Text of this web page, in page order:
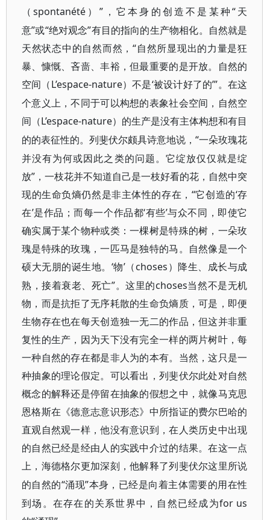
（spontanété ） ”，它本身的创造不是某种“天
意”或“绝对观念”有目的指向的生产物相化。自然就是
天然状态中的自然而然，“自然所显现出的力量是狂
暴、慷慨、吝啬、丰裕，但最重要的是开放。自然的
空间（L’espace-nature）不是‘被设计好了的’”。在这
个意义上，不同于可以构想的表象社会空间，自然空
间（L’espace-nature）的生产是没有主体构想和有目
的的表征性的。列斐伏尔颇具诗意地说，“一朵玫瑰花
并没有为何或因此之类的问题。它绽放仅仅就是绽
放”，一枝花并不知道自己是一枝好看的花，自然中突
现的生命负熵仍然是非主体性的存在，“它创造的‘存
在’是作品；而每一个作品都‘有些’与众不同，即使它
确实属于某个物种或类：一棵树是特殊的树，一朵玫
瑰是特殊的玫瑰，一匹马是独特的马。自然像是一个
硕大无朋的诞生地。‘物’（choses ）降生、成长与成
熟，接着衰老、死亡”。这里的choses当然不是无机
物，而是抗拒了无序耗散的生命负熵质，可是，即便
生物存在也在每天创造独一无二的作品，但这并非重
复性的生产，因为天下没有完全一样的两片树叶，每
一种自然的存在都是非人为的本有。当然，这只是一
种抽象的理论假定。可以看出，列斐伏尔此处对自然
概念的解释还是停留在抽象的假想之中，就像马克思
恩格斯在《德意志意识形态》中所指证的费尔巴哈的
直观自然观一样，他没有意识到，在人类历史中出现
的自然已经是经由人的实践中介过的结果。在这一点
上，海德格尔更加深刻，他解释了列斐伏尔这里所说
的自然的“涌现”本身，已经是向着主体需要的用在性
到场。在存在的关系世界中，自然已经成为for us